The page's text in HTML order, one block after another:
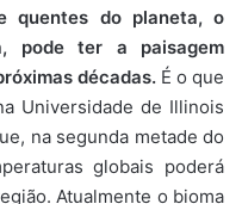
quentes do planeta, o
pode ter a paisagem
décadas. É o que
Universidade de Illinois
na segunda metade do
globais poderá
Atualmente o bioma